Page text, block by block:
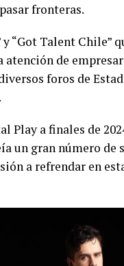
fronteras.
“Got Talent Chile”
de
foros de
Play a finales de
un gran número de
a refrendar en